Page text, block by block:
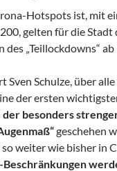
Hotspots ist, mit
gelten für die Stadt
des „Teillockdowns“
Sven Schulze, über
der ersten
besonders
geschehen
weiter wie bisher in